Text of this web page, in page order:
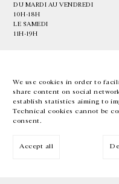
We use cookies in order to
share content on social
establish statistics aiming to
Technical cookies cannot be
consent.
Accept all
DU MARDI AU VENDREDI
10H-18H
LE SAMEDI
11H-19H
EN FR 中文 Facebook
Inscrivez-vous à notre newsletter